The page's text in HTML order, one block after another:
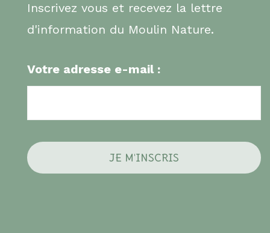
Inscrivez vous et recevez la lettre
d'information du Moulin Nature.
Votre adresse e-mail :